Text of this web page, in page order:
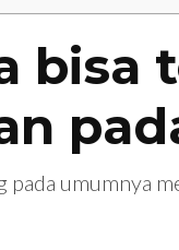
bisa
pada umumnya